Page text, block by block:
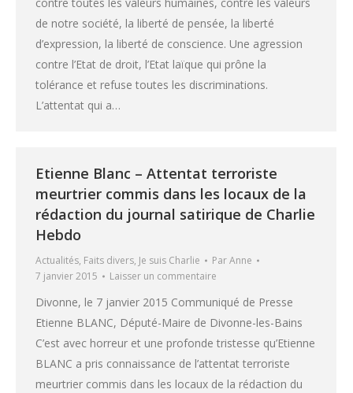
de notre société, la liberté de pensée, la liberté
d’expression, la liberté de conscience. Une agression
contre l’Etat de droit, l’Etat laïque qui prône la
tolérance et refuse toutes les discriminations.
L’attentat qui a…
Etienne Blanc – Attentat terroriste
meurtrier commis dans les locaux de la
rédaction du journal satirique de Charlie
Hebdo
Actualités, Faits divers, Je suis Charlie ParAnne
7 janvier 2015
Laisser un commentaire
Divonne, le 7 janvier 2015 Communiqué de Presse
Etienne BLANC, Député-Maire de Divonne-les-Bains
C’est avec horreur et une profonde tristesse qu’Etienne
BLANC a pris connaissance de l’attentat terroriste
meurtrier commis dans les locaux de la rédaction du